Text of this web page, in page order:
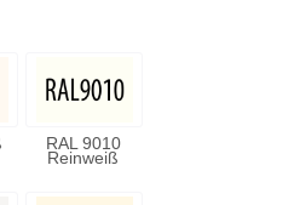
RAL 9010
Reinweiß